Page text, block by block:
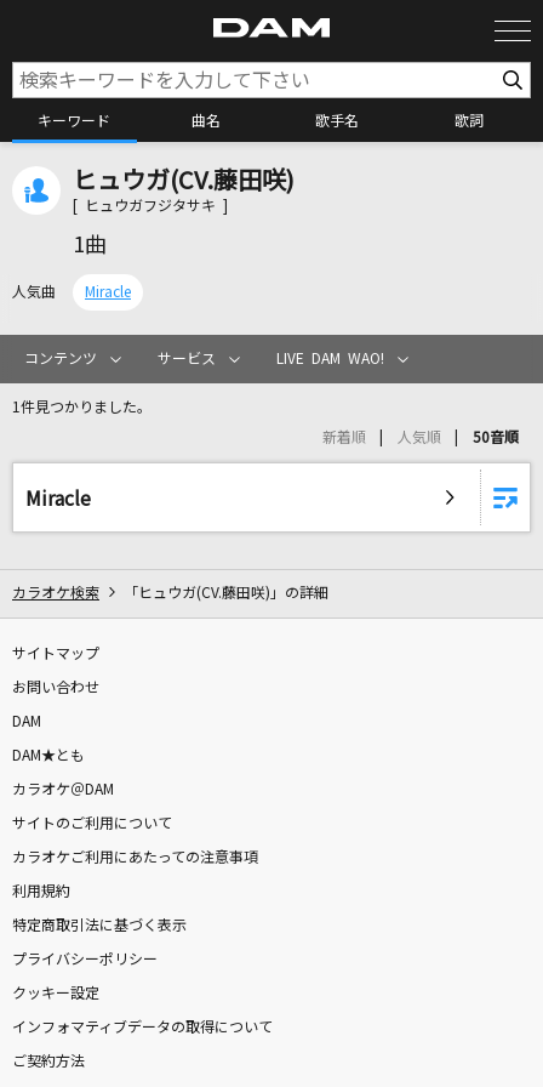
キーワード 曲名 歌手名 歌詞
カラオケ検索
カラオケリクエスト
WEST.
まほろばアスタリスク
[生音]ff(フォルティシモ)
ハウンド・ドッグ
[生音]蕾
コブクロ
[生音]星座になれたら
ヒュウガ(CV.藤田咲)
[ ヒュウガフジタサキ ]
1曲
人気曲 Miracle
コンテンツ サービス LIVE DAM WAO!
1件見つかりました。
新着順 人気順 50音順
Miracle
カラオケ検索 「ヒュウガ(CV.藤田咲)」の詳細
サイトマップ
お問い合わせ
DAM
DAM★とも
カラオケ＠DAM
サイトのご利用について
カラオケご利用にあたっての注意事項
利用規約
特定商取引法に基づく表示
プライバシーポリシー
クッキー設定
インフォマティブデータの取得について
ご契約方法